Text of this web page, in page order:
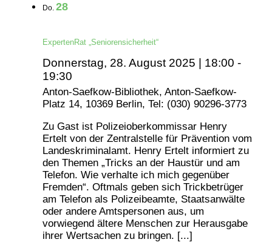
Do. 28
ExpertenRat „Seniorensicherheit“
Donnerstag, 28. August 2025 | 18:00 -
19:30
Anton-Saefkow-Bibliothek, Anton-Saefkow-
Platz 14, 10369 Berlin, Tel: (030) 90296-3773
Zu Gast ist Polizeioberkommissar Henry
Ertelt von der Zentralstelle für Prävention vom
Landeskriminalamt. Henry Ertelt informiert zu
den Themen „Tricks an der Haustür und am
Telefon. Wie verhalte ich mich gegenüber
Fremden“. Oftmals geben sich Trickbetrüger
am Telefon als Polizeibeamte, Staatsanwälte
oder andere Amtspersonen aus, um
vorwiegend ältere Menschen zur Herausgabe
ihrer Wertsachen zu bringen. [...]